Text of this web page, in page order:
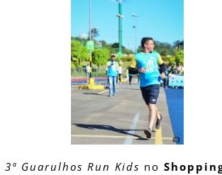
3ª Guarulhos Run Kids no